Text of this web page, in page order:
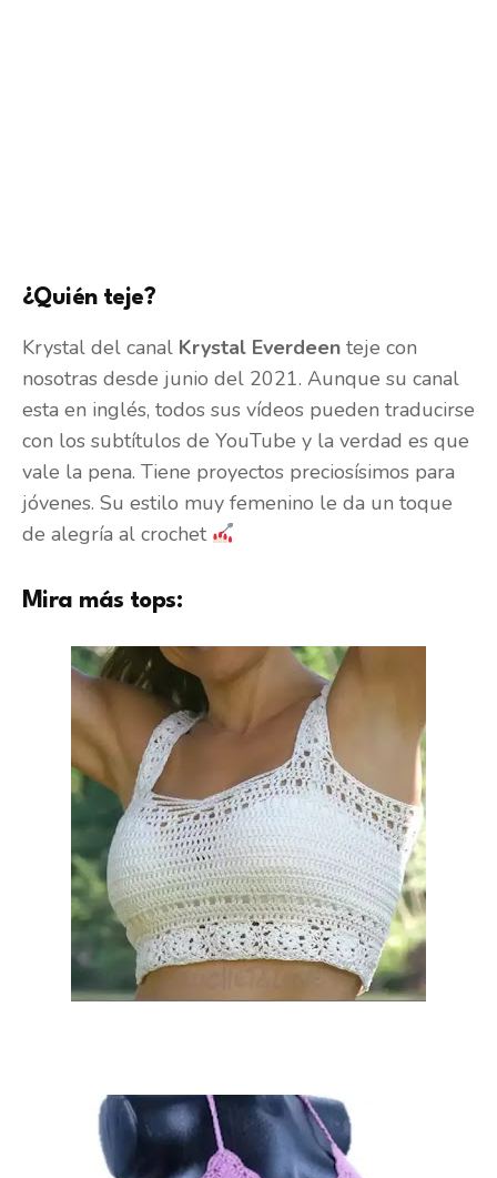
¿Quién teje?
Krystal del canal Krystal Everdeen teje con
nosotras desde junio del 2021. Aunque su canal
esta en inglés, todos sus vídeos pueden traducirse
con los subtítulos de YouTube y la verdad es que
vale la pena. Tiene proyectos preciosísimos para
jóvenes. Su estilo muy femenino le da un toque
de alegría al crochet
Mira más tops: